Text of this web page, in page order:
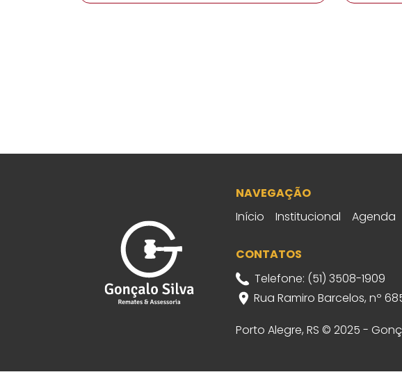
NAVEGAÇÃO
Início
Institucional Agenda
CONTATOS
Telefone: (51) 3508-1909
Rua Ramiro Barcelos, nº
Porto Alegre, RS © 2025 -